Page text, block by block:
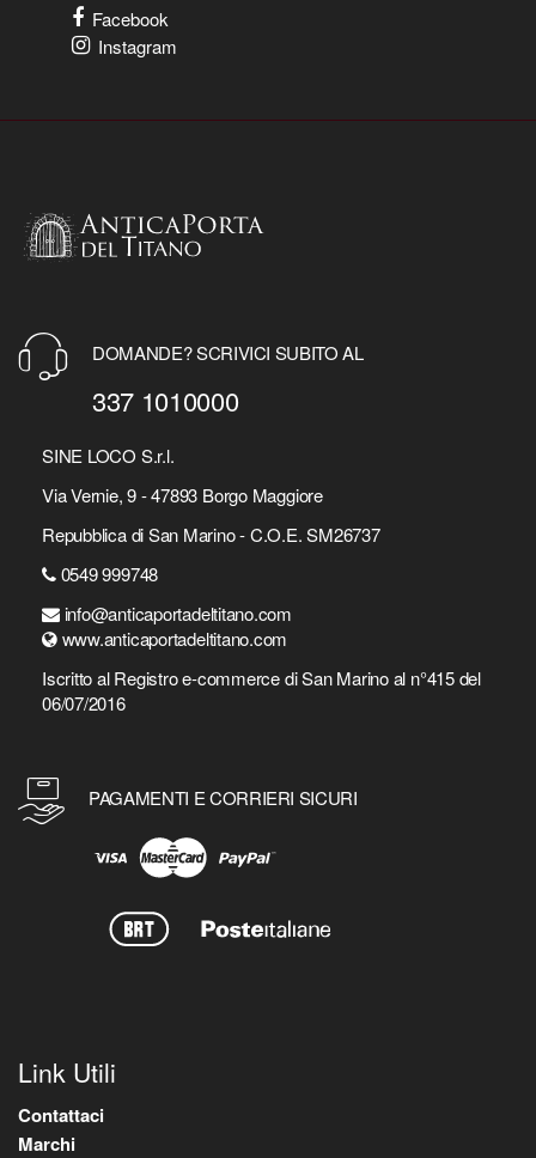
Facebook
Instagram
DOMANDE? SCRIVICI SUBITO AL
337 1010000
SINE LOCO S.r.l.
Via Vernie, 9 - 47893 Borgo Maggiore
Repubblica di San Marino - C.O.E. SM26737
0549 999748
info@anticaportadeltitano.com
www.anticaportadeltitano.com
Iscritto al Registro e-commerce di San Marino al n°415 del
06/07/2016
PAGAMENTI E CORRIERI SICURI
Link Utili
Contattaci
Marchi